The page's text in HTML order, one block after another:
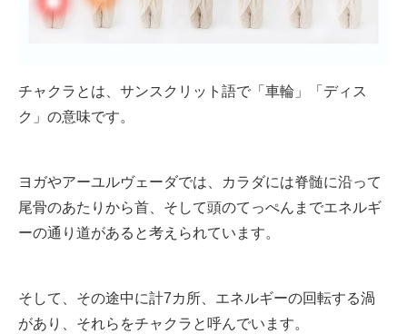
チャクラとは、サンスクリット語で「車輪」「ディス
ク」の意味です。
ヨガやアーユルヴェーダでは、カラダには脊髄に沿って
尾骨のあたりから首、そして頭のてっぺんまでエネルギ
ーの通り道があると考えられています。
そして、その途中に計7カ所、エネルギーの回転する渦
があり、それらをチャクラと呼んでいます。